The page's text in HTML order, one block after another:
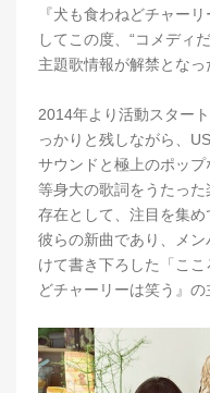
『犬も食わねどチャー
してこの度、“コメディ
主題歌情報が解禁となっ
2014年より活動スター
っかりと残しながら、
サウンドと極上のポッ
等身大の歌詞をうたっ
存在として、注目を集め
彼らの新曲であり、メ
けて書き下ろした「こ
どチャーリーは笑う』の